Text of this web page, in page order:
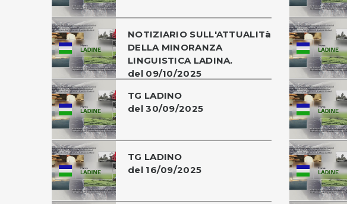
NOTIZIARIO SULL'ATTUALITà
DELLA MINORANZA
LINGUISTICA LADINA.
del 09/10/2025
TG LADINO
del 30/09/2025
TG LADINO
del 16/09/2025